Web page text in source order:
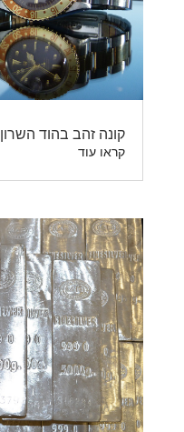
קונה זהב בהוד השרון
קראו עוד